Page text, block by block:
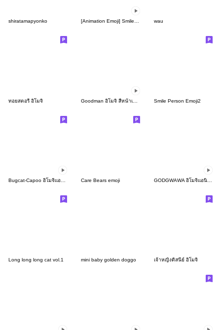
shiratamapyonko [Animation Emoji] Smile Person wau
ทอยสตอรี่ อิโมจิ Smile Person Emoji2
Care Bears emoji GODGWAWA อิโมจิแอนิเมชัน ดี๊ดี
Long long long cat vol.1 mini baby golden doggo เจ้าหญิงดิสนีย์ อิโมจิ